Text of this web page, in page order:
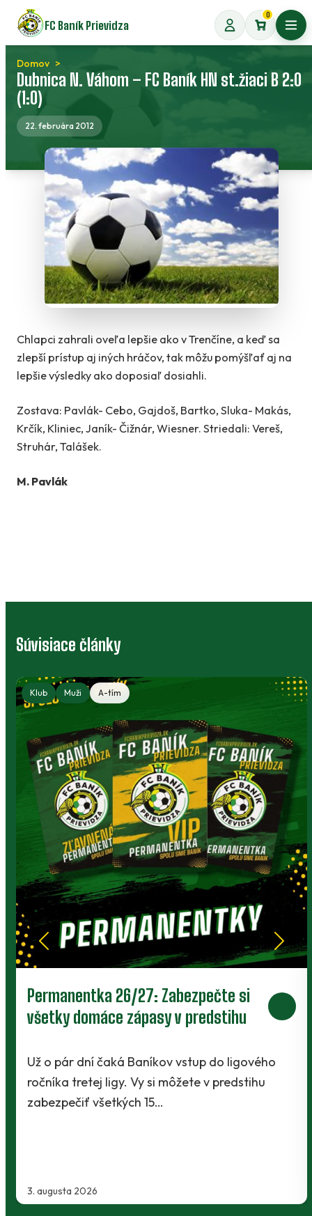
Preskočiť
na
obsah
FC Baník Prievidza
0
Domov
Dubnica N. Váhom – FC Baník HN st.žiaci B 2:0
(1:0)
22. februára 2012
Chlapci zahrali oveľa lepšie ako v Trenčíne, a keď sa
zlepší prístup aj iných hráčov, tak môžu pomýšľať aj na
lepšie výsledky ako doposiaľ dosiahli.
Zostava: Pavlák- Cebo, Gajdoš, Bartko, Sluka- Makás,
Krčík, Kliniec, Janík- Čižnár, Wiesner. Striedali: Vereš,
Struhár, Talášek.
M. Pavlák
Súvisiace články
Klub Muži A-tím
Prievidza postúpila do 2. kola pohára.
V Kanianke rozhodol z penalty v
2. augusta 2026
Baníci vstúpili do ostrej sezóny súbojom 1.
Slovnaft Cupu, keď vycestovali do neďalekej